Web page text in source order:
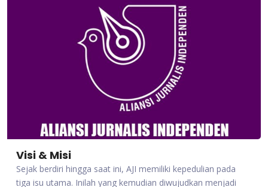
Visi & Misi
Sejak berdiri hingga saat ini, AJI memiliki kepedulian pada
tiga isu utama. Inilah yang kemudian diwujudkan menjadi